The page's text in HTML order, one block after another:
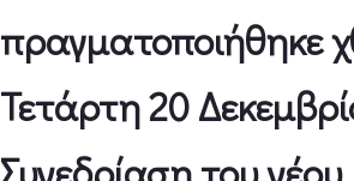
πραγματοποιήθηκε
Τετάρτη 20